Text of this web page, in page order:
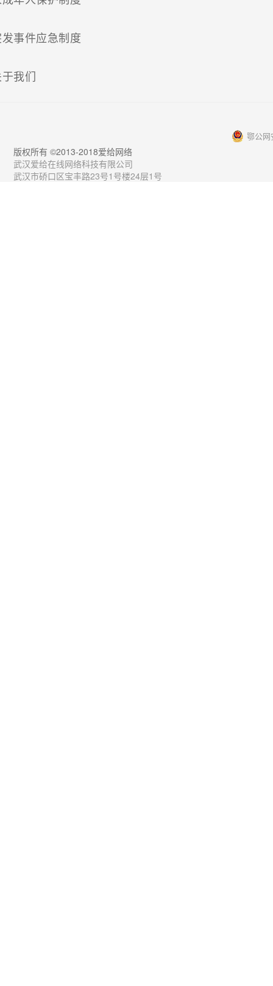
事件应急制度
我们
鄂公网
版权所有 ©2013-2018爱给网络
武汉爱给在线网络科技有限公司
武汉市硚口区宝丰路23号1号楼24层1号